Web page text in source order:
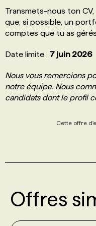
Transmets-nous ton
que, si possible, un
comptes que tu as
Date limite : 7 juin 2026
Nous vous remercions
notre équipe. Nous
candidats dont le profil
Cette offre
Offres